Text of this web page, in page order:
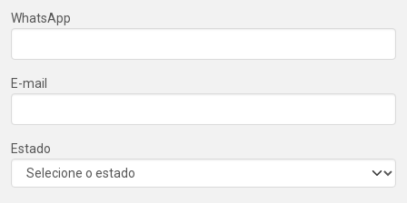
WhatsApp
E-mail
Estado